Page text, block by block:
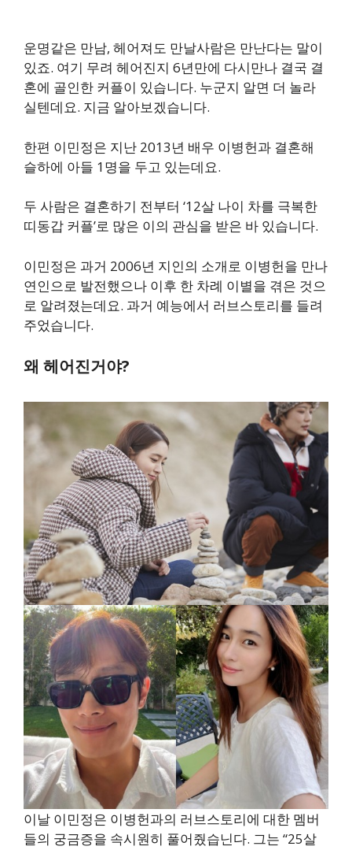
운명같은 만남, 헤어져도 만날사람은 만난다는 말이
있죠. 여기 무려 헤어진지 6년만에 다시만나 결국 결
혼에 골인한 커플이 있습니다. 누군지 알면 더 놀라
실텐데요. 지금 알아보겠습니다.
한편 이민정은 지난 2013년 배우 이병헌과 결혼해
슬하에 아들 1명을 두고 있는데요.
두 사람은 결혼하기 전부터 ‘12살 나이 차를 극복한
띠동갑 커플’로 많은 이의 관심을 받은 바 있습니다.
이민정은 과거 2006년 지인의 소개로 이병헌을 만나
연인으로 발전했으나 이후 한 차례 이별을 겪은 것으
로 알려졌는데요. 과거 예능에서 러브스토리를 들려
주었습니다.
왜 헤어진거야?
이날 이민정은 이병헌과의 러브스토리에 대한 멤버
들의 궁금증을 속시원히 풀어줬습닌다. 그는 “25살